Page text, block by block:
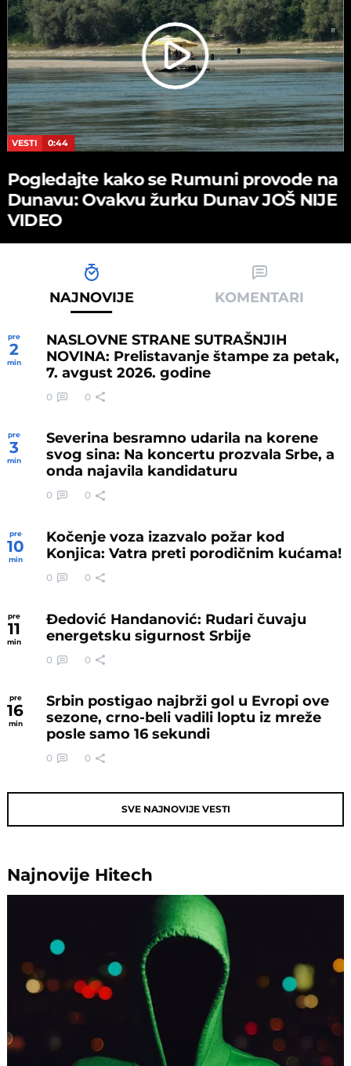
VESTI 0:44
Pogledajte kako se Rumuni provode na
Dunavu: Ovakvu žurku Dunav JOŠ NIJE
VIDEO
NAJNOVIJE KOMENTARI
pre
2
min
NASLOVNE STRANE SUTRAŠNJIH
NOVINA: Prelistavanje štampe za petak,
7. avgust 2026. godine
0 0
pre
3
min
Severina besramno udarila na korene
svog sina: Na koncertu prozvala Srbe, a
onda najavila kandidaturu
0 0
pre
10
min
Kočenje voza izazvalo požar kod
Konjica: Vatra preti porodičnim kućama!
0 0
pre
11
min
Đedović Handanović: Rudari čuvaju
energetsku sigurnost Srbije
0 0
pre
16
min
Srbin postigao najbrži gol u Evropi ove
sezone, crno-beli vadili loptu iz mreže
posle samo 16 sekundi
0 0
SVE NAJNOVIJE VESTI
Najnovije Hitech